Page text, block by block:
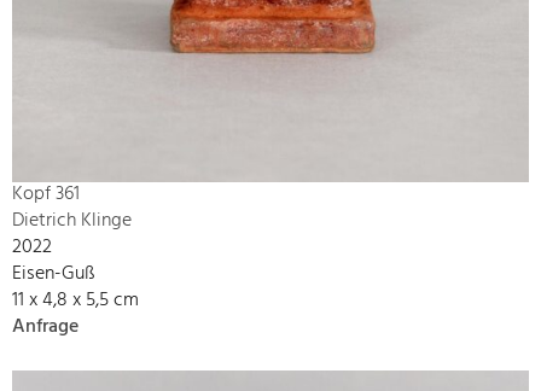
Kopf 361
Dietrich Klinge
2022
Eisen-Guß
11 x 4,8 x 5,5 cm
Anfrage